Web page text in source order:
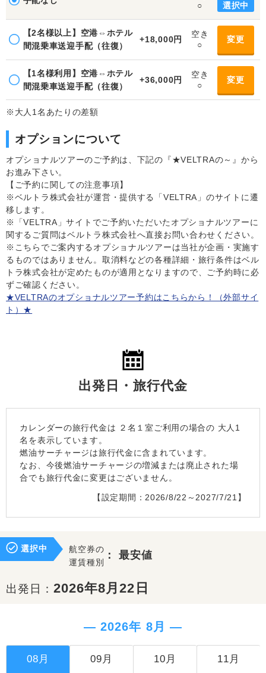
○
選択中
【2名様以上】空港⇔ホテル
間混乗車送迎手配（往復）
+18,000円
空き
○
変更
【1名様利用】空港⇔ホテル
間混乗車送迎手配（往復）
+36,000円
空き
○
変更
※大人1名あたりの差額
オプションについて
オプショナルツアーのご予約は、下記の『★VELTRAの～』から
お進み下さい。
【ご予約に関しての注意事項】
※ベルトラ株式会社が運営・提供する「VELTRA」のサイトに遷
移します。
※「VELTRA」サイトでご予約いただいたオプショナルツアーに
関するご質問はベルトラ株式会社へ直接お問い合わせください。
※こちらでご案内するオプショナルツアーは当社が企画・実施す
るものではありません。取消料などの各種詳細・旅行条件はベル
トラ株式会社が定めたものが適用となりますので、ご予約時に必
ずご確認ください。
★VELTRAのオプショナルツアー予約はこちらから！（外部サイ
ト）★
出発日・旅行代金
カレンダーの旅行代金は ２名１室ご利用の場合の 大人1
名を表示しています。
燃油サーチャージは旅行代金に含まれています。
なお、今後燃油サーチャージの増減または廃止された場
合でも旅行代金に変更はございません。
【設定期間：2026/8/22～2027/7/21】
選択中
航空券の
運賃種別
：最安値
出発日： 2026年8月22日
― 2026年 8月 ―
08月 09月 10月 11月